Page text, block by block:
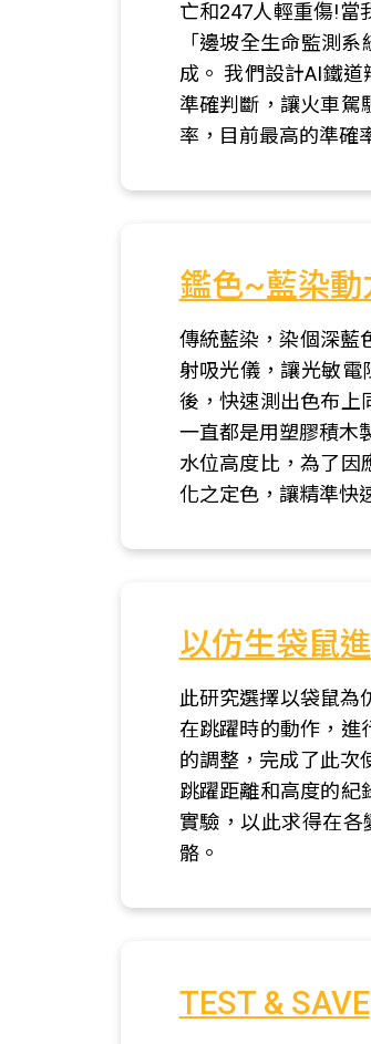
亡和247人輕重傷!當
「邊坡全生命監測
成。 我們設計AI鐵
準確判斷，讓火車駕
率，目前最高的準確
鑑色~藍染動
傳統藍染，染個深藍
射吸光儀，讓光敏電
後，快速測出色布上
一直都是用塑膠積木
水位高度比，為了因
化之定色，讓精準快
以仿生袋鼠
此研究選擇以袋鼠為
在跳躍時的動作，進
的調整，完成了此次
跳躍距離和高度的紀
實驗，以此求得在
骼。
TEST & SAVE